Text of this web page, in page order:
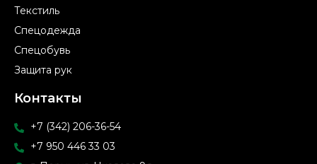
Текстиль
Спецодежда
Спецобувь
Защита рук
Контакты
+7 (342) 206-36-54
+7 950 446 33 03